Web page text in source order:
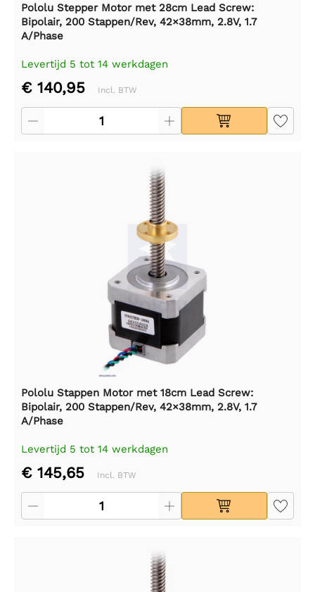
Pololu Stepper Motor met 28cm Lead Screw:
Bipolair, 200 Stappen/Rev, 42×38mm, 2.8V, 1.7
A/Phase
Levertijd 5 tot 14 werkdagen
€ 140,95 Incl. BTW
Pololu Stappen Motor met 18cm Lead Screw:
Bipolair, 200 Stappen/Rev, 42×38mm, 2.8V, 1.7
A/Phase
Levertijd 5 tot 14 werkdagen
€ 145,65 Incl. BTW